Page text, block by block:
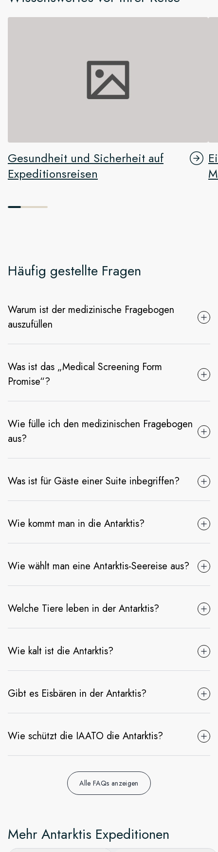
Gesundheit und Sicherheit auf
Expeditionsreisen
Häufig gestellte Fragen
Warum ist der medizinische Fragebogen
auszufüllen
Was ist das „Medical Screening Form
Promise“?
Wie fülle ich den medizinischen Fragebogen
aus?
Was ist für Gäste einer Suite inbegriffen?
Wie kommt man in die Antarktis?
Wie wählt man eine Antarktis-Seereise aus?
Welche Tiere leben in der Antarktis?
Wie kalt ist die Antarktis?
Gibt es Eisbären in der Antarktis?
Wie schützt die IAATO die Antarktis?
Alle FAQs anzeigen
Mehr Antarktis Expeditionen